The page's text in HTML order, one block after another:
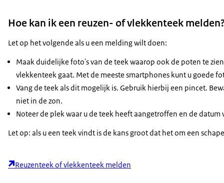
Hoe kan ik een reuzen- of vlekkenteek
Let op het volgende als u een melding wilt doen:
Maak duidelijke foto's van de teek waarop ook de poten te
vlekkenteek gaat. Met de meeste smartphones kunt u goede
Vang de teek als dit mogelijk is. Gebruik hierbij een pincet.
niet in de zon.
Noteer de plek waar u de teek heeft aangetroffen en de datum
Let op: als u een teek vindt is de kans groot dat het om een
Reuzenteek of vlekkenteek melden